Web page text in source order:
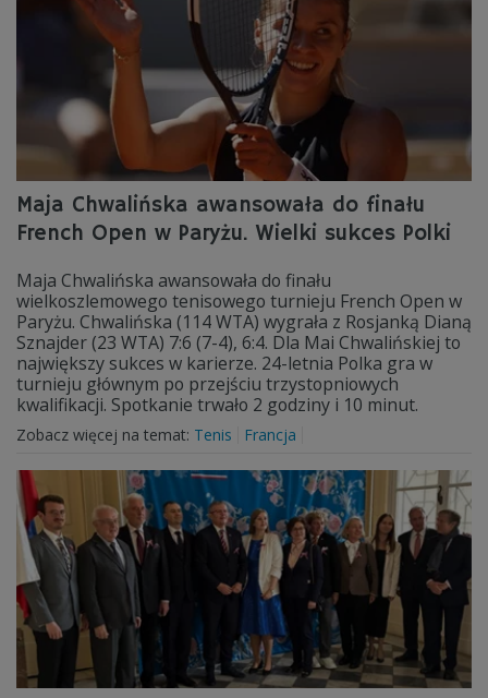
Maja Chwalińska awansowała do finału
French Open w Paryżu. Wielki sukces Polki
Maja Chwalińska awansowała do finału
wielkoszlemowego tenisowego turnieju French Open w
Paryżu. Chwalińska (114 WTA) wygrała z Rosjanką Dianą
Sznajder (23 WTA) 7:6 (7-4), 6:4. Dla Mai Chwalińskiej to
największy sukces w karierze. 24-letnia Polka gra w
turnieju głównym po przejściu trzystopniowych
kwalifikacji. Spotkanie trwało 2 godziny i 10 minut.
Zobacz więcej na temat: Tenis Francja